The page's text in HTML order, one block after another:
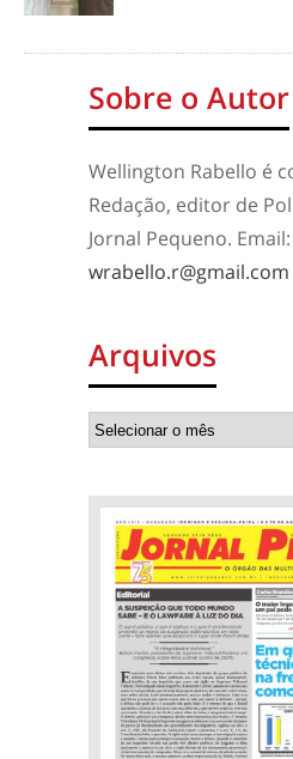
Sobre o Autor
Wellington Rabello é
Redação, editor de
Jornal Pequeno. Email:
wrabello.r@gmail.com
Arquivos